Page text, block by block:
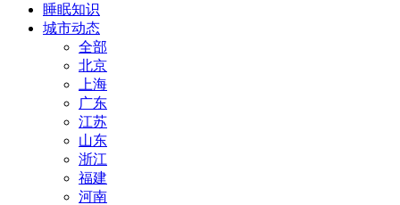
睡眠知识
城市动态
全部
北京
上海
广东
江苏
山东
浙江
福建
河南